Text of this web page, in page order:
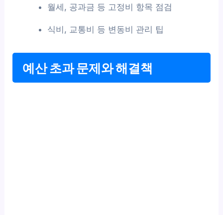
월세, 공과금 등 고정비 항목 점검
식비, 교통비 등 변동비 관리 팁
예산 초과 문제와 해결책